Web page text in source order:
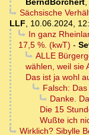
BerndBorchert,
Sächsische
LLF, 10.06.2024,
In ganz
17,5 %. (kwT) -
ALLE
wählen, weil sie
Das ist ja wohl
Falsch:
Danke.
Die 15
Wußte ich
Wirklich? Sibylle